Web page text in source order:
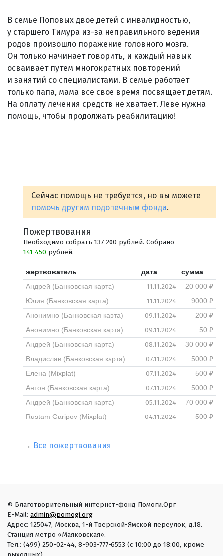
В семье Поповых двое детей с инвалидностью,
у старшего Тимура из-за неправильного ведения
родов произошло поражение головного мозга.
Он только начинает говорить, и каждый навык
осваивает путем многократных повторений
и занятий со специалистами. В семье работает
только папа, мама все свое время посвящает детям.
На оплату лечения средств не хватает. Леве нужна
помощь, чтобы продолжать реабилитацию!
Сейчас помощь не требуется, но вы можете
помочь другим подопечным фонда.
Пожертвования
Необходимо собрать 137 200 рублей. Собрано
141 450 рублей.
жертвователь дата
сумма
Андрей (Банковская карта)
11.11.2024
20 000 ₽
Юлия (Банковская карта)
11.11.2024
9000 ₽
Анонимно (Банковская карта)
09.11.2024
200 ₽
Анонимно (Банковская карта)
09.11.2024
50 ₽
Андрей (Банковская карта)
08.11.2024
30 000 ₽
Владислав (Банковская карта)
07.11.2024
5000 ₽
Елена (Mixplat)
07.11.2024
500 ₽
Антон (Банковская карта)
07.11.2024
5000 ₽
Андрей (Банковская карта)
05.11.2024
70 000 ₽
Rustam Garipov (Mixplat)
04.11.2024 500 ₽
→ Все пожертвования
© Благотворительный интернет-фонд Помоги.Орг
E-Mail: admin@pomogi.org
Адрес: 125047, Москва, 1-й Тверской-Ямской переулок, д.18.
Станция метро «Маяковская».
Тел.: (499) 250-02-44, 8-903-777-6553 (с 10:00 до 18:00, кроме
выходных)